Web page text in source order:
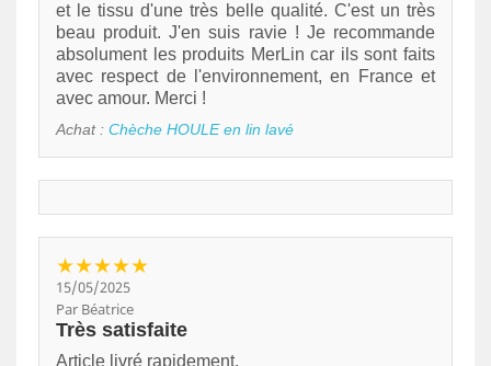
et le tissu d'une très belle qualité. C'est un très
beau produit. J'en suis ravie ! Je recommande
absolument les produits MerLin car ils sont faits
avec respect de l'environnement, en France et
avec amour. Merci !
Achat : Chèche HOULE en lin lavé
★★★★★
15/05/2025
Par Béatrice
Très satisfaite
Article livré rapidement.